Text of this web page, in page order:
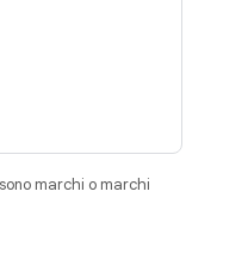
marchi o marchi